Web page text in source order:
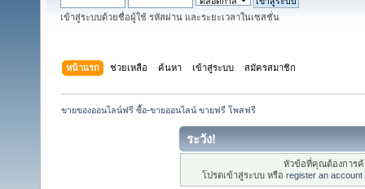
เข้าสู่ระบบด้วยชื่อผู้ใช้ รหัสผ่าน และระยะเวลาในเซสชั่น
หน้าแรก ช่วยเหลือ ค้นหา เข้าสู่ระบบ สมัครสมาชิก
ขายของออนไลน์ฟรี ซื้อ-ขายออนไลน์ ขายฟรี โพสฟรี
ระวัง!
หัวข้อที่คุณต้องการ
โปรดเข้าสู่ระบบ หรือ register an account